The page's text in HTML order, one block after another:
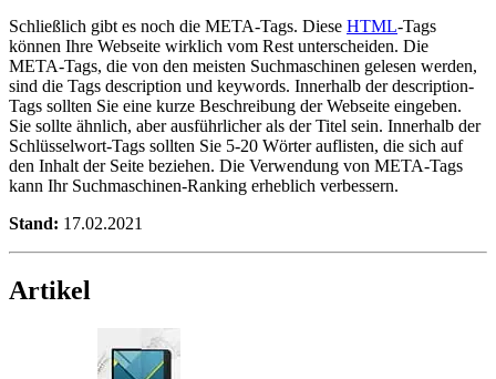
Schließlich gibt es noch die META-Tags. Diese HTML-Tags
können Ihre Webseite wirklich vom Rest unterscheiden. Die
META-Tags, die von den meisten Suchmaschinen gelesen werden,
sind die Tags description und keywords. Innerhalb der description-
Tags sollten Sie eine kurze Beschreibung der Webseite eingeben.
Sie sollte ähnlich, aber ausführlicher als der Titel sein. Innerhalb der
Schlüsselwort-Tags sollten Sie 5-20 Wörter auflisten, die sich auf
den Inhalt der Seite beziehen. Die Verwendung von META-Tags
kann Ihr Suchmaschinen-Ranking erheblich verbessern.
Stand: 17.02.2021
Artikel